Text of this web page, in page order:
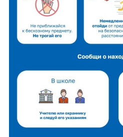
мерах по
Указ «Об утверждении
противодействия